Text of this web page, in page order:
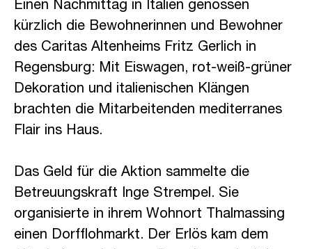
Einen Nachmittag in Italien genossen
kürzlich die Bewohnerinnen und Bewohner
des Caritas Altenheims Fritz Gerlich in
Regensburg: Mit Eiswagen, rot-weiß-grüner
Dekoration und italienischen Klängen
brachten die Mitarbeitenden mediterranes
Flair ins Haus.
Das Geld für die Aktion sammelte die
Betreuungskraft Inge Strempel. Sie
organisierte in ihrem Wohnort Thalmassing
einen Dorfflohmarkt. Der Erlös kam dem